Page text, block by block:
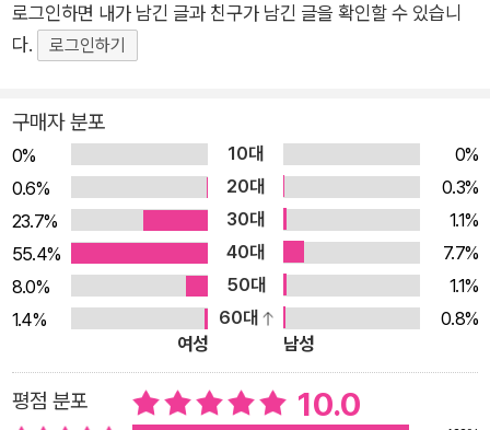
안한 아이를 더 잘 이해하고 깊은 대화를 나눌 수 있고, 아이는 불
안을 잘 다스리는 자신만의 방법을 찾을 수 있을 거예요.
로그인하면 내가 남긴 글과 친구가 남긴 글을 확인할 수 있습니
다.
로그인하기
구매자 분포
0% 10대
0%
0.6%
20대
0.3%
23.7%
30대
1.1%
55.4%
40대
7.7%
8.0%
50대
1.1%
1.4%
60대
0.8%
여성
남성
평점 분포 10.0